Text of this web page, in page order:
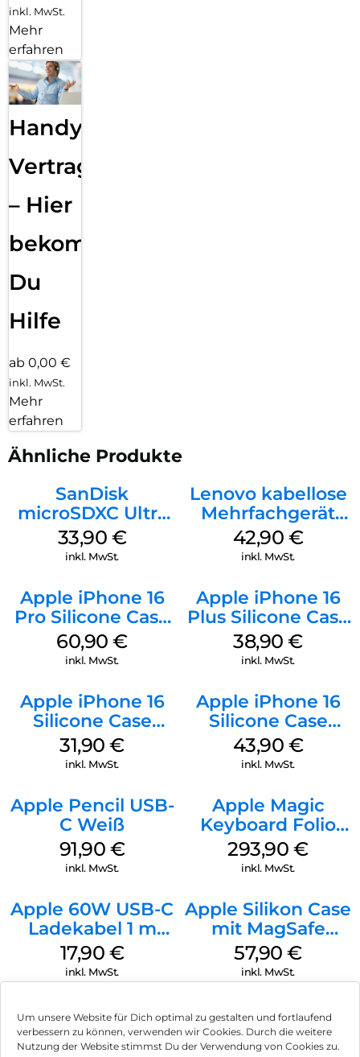
Um unsere Website für Dich optimal zu gestalten und fortlaufend
verbessern zu können, verwenden wir Cookies. Durch die weitere
Nutzung der Website stimmst Du der Verwendung von Cookies zu.
inkl. MwSt.
Mehr
erfahren
Handy
Vertragsabwicklung
– Hier
bekommst
Du
Hilfe
ab 0,00 €
inkl. MwSt.
Mehr
erfahren
Ähnliche Produkte
SanDisk
microSDXC Ultra
128 GB + Adapter
Mobile
33,90 €
inkl. MwSt.
Lenovo kabellose
Mehrfachgerät
Luna Grey
42,90 €
inkl. MwSt.
Apple iPhone 16
Pro Silicone Case
MagSafe Stone
Gray
60,90€
inkl. MwSt.
Apple iPhone 16
Plus Silicone Case
MagSafe Denim
38,90€
inkl. MwSt.
Apple iPhone 16
Silicone Case
MagSafe Fuchsia
31,90€
inkl. MwSt.
Apple iPhone 16
Silicone Case
MagSafe Plum
43,90 €
inkl. MwSt.
Apple Pencil USB-
C Weiß
91,90 €
inkl. MwSt.
Apple Magic
Keyboard Folio
iPad 10.9″ (10.Gen.)
Weiß
293,90€
inkl. MwSt.
Apple 60W USB-C
Ladekabel 1 m
Weiß
17,90 €
inkl. MwSt.
Apple Silikon Case
mit MagSafe
iPhone 14 Pro
(PRODUCT)RED
57,90€
inkl. MwSt.